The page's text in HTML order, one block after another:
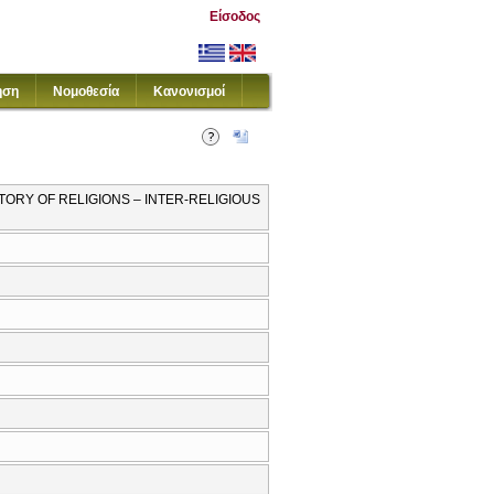
Είσοδος
Νομοθεσία Κανονισμοί
OF RELIGIONS – INTER-RELIGIOUS